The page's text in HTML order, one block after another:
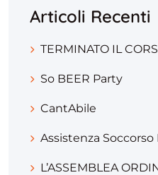
Articoli Recenti
TERMINATO IL
So BEER Party
CantAbile
Assistenza
L’ASSEMBLEA